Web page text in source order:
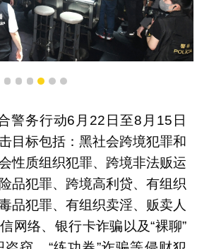
间，警方巡查各类场所。
1 2 3 4 5 6
警务行动6月22日至8月15日
目标包括：黑社会跨境犯罪和
性质组织犯罪、跨境非法贩运
品犯罪、跨境高利贷、有组织
品犯罪、有组织卖淫、贩卖人
网络、银行卡诈骗以及“裸聊”